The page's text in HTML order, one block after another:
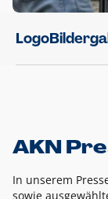
Logo
AKN
In unserem
sowie